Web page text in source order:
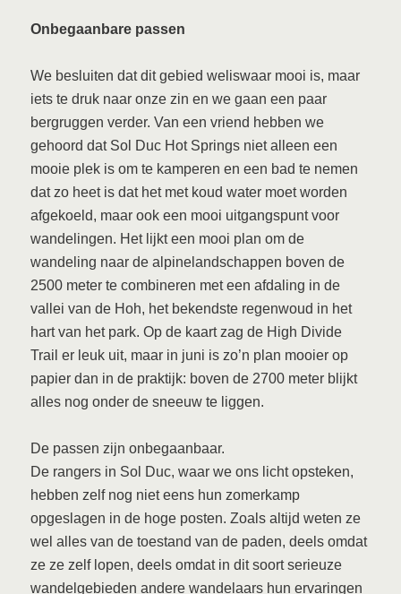
Onbegaanbare passen
We besluiten dat dit gebied weliswaar mooi is, maar
iets te druk naar onze zin en we gaan een paar
bergruggen verder. Van een vriend hebben we
gehoord dat Sol Duc Hot Springs niet alleen een
mooie plek is om te kamperen en een bad te nemen
dat zo heet is dat het met koud water moet worden
afgekoeld, maar ook een mooi uitgangspunt voor
wandelingen. Het lijkt een mooi plan om de
wandeling naar de alpinelandschappen boven de
2500 meter te combineren met een afdaling in de
vallei van de Hoh, het bekendste regenwoud in het
hart van het park. Op de kaart zag de High Divide
Trail er leuk uit, maar in juni is zo’n plan mooier op
papier dan in de praktijk: boven de 2700 meter blijkt
alles nog onder de sneeuw te liggen.
De passen zijn onbegaanbaar.
De rangers in Sol Duc, waar we ons licht opsteken,
hebben zelf nog niet eens hun zomerkamp
opgeslagen in de hoge posten. Zoals altijd weten ze
wel alles van de toestand van de paden, deels omdat
ze ze zelf lopen, deels omdat in dit soort serieuze
wandelgebieden andere wandelaars hun ervaringen